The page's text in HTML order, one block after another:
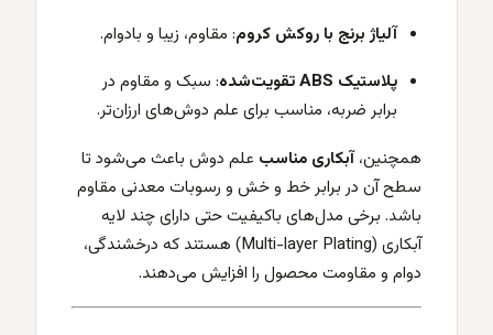
آلیاژ برنج با روکش کروم: مقاوم، زیبا و بادوام.
پلاستیک ABS تقویت‌شده
: سبک و مقاوم در
برابر ضربه، مناسب برای علم دوش‌های ارزان‌تر.
همچنین،آبکاری مناسب علم دوش باعث می‌شود تا
سطح آن در برابر خط و خش و رسوبات معدنی مقاوم
باشد. برخی مدل‌های باکیفیت حتی دارای چند لایه
آبکاری (Multi-layer Plating) هستند که درخشندگی،
دوام و مقاومت محصول را افزایش می‌دهند.